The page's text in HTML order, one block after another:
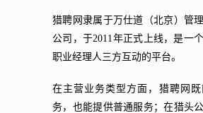
猎聘网隶属于万仕道（北京）管
公司，于2011年正式上线，是一
职业经理人三方互动的平台。
在主营业务类型方面，猎聘网
务，也能提供普通服务；在猎头